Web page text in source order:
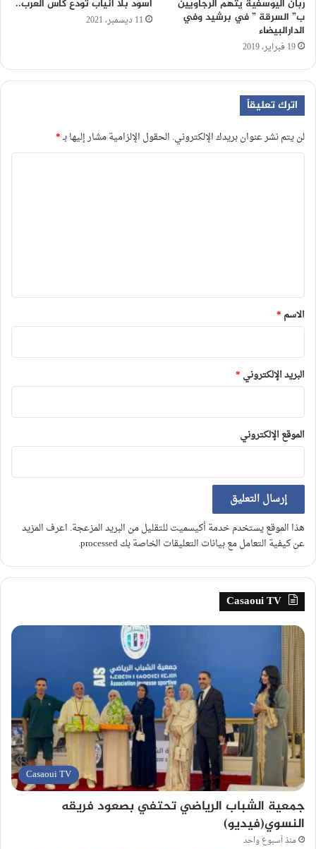
ربان اليوسفية يتهم الرجاويين
ب” السرقة ” في برشيد وفي
الدارالبيضاء
19 فبراير، 2019
أسود بلا أنياب تودع كأس العرب..
11 ديسمبر، 2021
اترك تعليقاً
لن يتم نشر عنوان بريدك الإلكتروني. الحقول الإلزامية مشار إليها بـ*
*
الاسم *
البريد الإلكتروني *
الموقع الإلكتروني
هذا الموقع يستخدم خدمة أكيسميت للتقليل من البريد المزعجة. اعرف المزيد
عن كيفية التعامل مع بيانات التعليقات الخاصة بك processed
.
Casaoui TV
Casaoui TV
جمعية الشباب الرياضي تحتفي بصعود فريقه
النسوي(فيديو)
منذ أسبوع واحد